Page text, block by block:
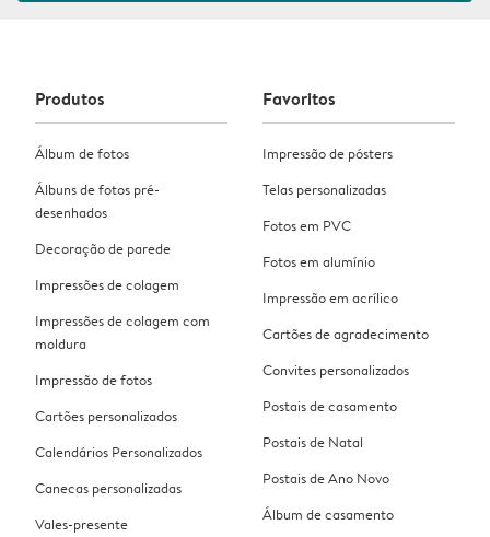
Produtos
Álbum de fotos
Álbuns de fotos pré-
desenhados
Decoração de parede
Impressões de colagem
Impressões de colagem com
moldura
Impressão de fotos
Cartões personalizados
Calendários Personalizados
Canecas personalizadas
Vales-presente
Favoritos
Impressão de pósters
Telas personalizadas
Fotos em PVC
Fotos em alumínio
Impressão em acrílico
Cartões de agradecimento
Convites personalizados
Postais de casamento
Postais de Natal
Postais de Ano Novo
Álbum de casamento